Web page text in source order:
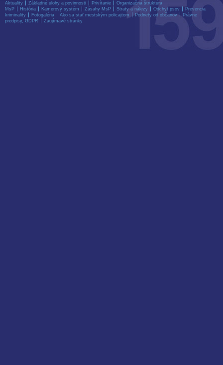
Aktuality Základné ulohy a povinnosti Privítanie
Organizačná štruktúra
MsP
História Kamerový systém Zásahy MsP Straty a nálezy Odchyt psov
Prevencia
kriminality
Fotogaléria Ako sa stať mestským policajtom Podnety od občanov
Právne
predpisy, GDPR
Zaujímavé stránky